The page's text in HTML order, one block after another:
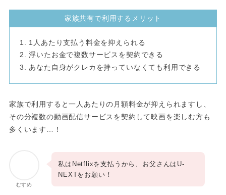
家族共有で利用するメリット
1人あたり支払う料金を抑えられる
浮いたお金で複数サービスを契約できる
あなた自身がクレカを持っていなくても利用できる
家族で利用すると一人あたりの月額料金が抑えられますし、
その分複数の動画配信サービスを契約して映画を楽しむ方も
多くいます…！
むすめ
私はNetflixを支払うから、お父さんはU-
NEXTをお願い！